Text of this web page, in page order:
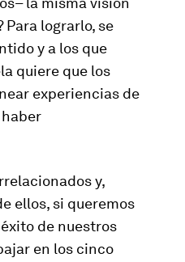
Para lograrlo, se
y a los que
quiere que los
experiencias de
y,
ellos, si queremos
de nuestros
en los cinco